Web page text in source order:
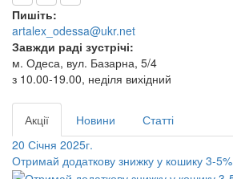
Пишіть:
artalex_odessa@ukr.net
Завжди раді зустрічі:
м. Одеса, вул. Базарна, 5/4
з 10.00-19.00, неділя вихідний
Акції Новини
Статті
20 Січня 2025г.
Отримай додаткову знижку у кошику 3-5%